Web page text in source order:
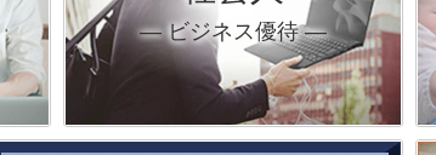
― ビジネス優待 ―